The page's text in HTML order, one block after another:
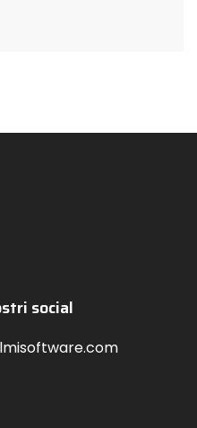
social